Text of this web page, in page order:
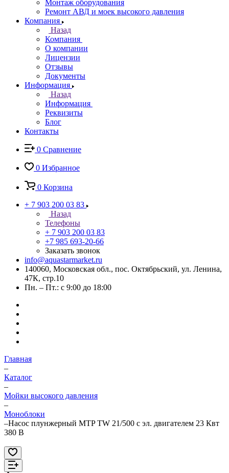
Монтаж оборудования
Ремонт АВД и моек высокого давления
Компания
Назад
Компания
О компании
Лицензии
Отзывы
Документы
Информация
Назад
Информация
Реквизиты
Блог
Контакты
0 Сравнение
0 Избранное
0 Корзина
+ 7 903 200 03 83
Назад
Телефоны
+ 7 903 200 03 83
+7 985 693-20-66
Заказать звонок
info@aquastarmarket.ru
140060, Московская обл., пос. Октябрьский, ул. Ленина,
47К, стр.10
Пн. – Пт.: с 9:00 до 18:00
Главная
–
Каталог
–
Мойки высокого давления
–
Моноблоки
–Насос плунжерный MTP TW 21/500 с эл. двигателем 23 Квт
380 В